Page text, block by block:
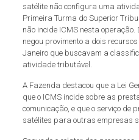
satélite não configura uma
Primeira Turma do Superior
não incide ICMS nesta
negou provimento a dois
Janeiro que buscavam a
atividade tributável.
A Fazenda destacou que a Lei
que o ICMS incide sobre as
comunicação, e que o serviço de
satélites para outras empresas